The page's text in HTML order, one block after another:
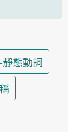
態動詞